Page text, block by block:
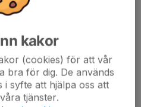
kakor
(cookies) för att vår
bra för dig. De används
syfte att hjälpa oss att
tjänster.